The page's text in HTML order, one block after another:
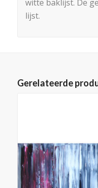
witte baklijst. De
lijst.
Gerelateerde